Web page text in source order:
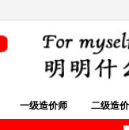
一级造价师 二级造